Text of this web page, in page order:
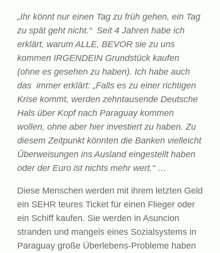
„Ihr könnt nur einen Tag zu früh gehen, ein Tag
zu spät geht nicht.“ Seit 4 Jahren habe ich
erklärt, warum ALLE, BEVOR sie zu uns
kommen IRGENDEIN Grundstück kaufen
(ohne es gesehen zu haben). Ich habe auch
das immer erklärt: „Falls es zu einer richtigen
Krise kommt, werden zehntausende Deutsche
Hals über Kopf nach Paraguay kommen
wollen, ohne aber hier investiert zu haben. Zu
diesem Zeitpunkt könnten die Banken vielleicht
Überweisungen ins Ausland eingestellt haben
oder der Euro ist nichts mehr wert.“ …
Diese Menschen werden mit ihrem letzten Geld
ein SEHR teures Ticket für einen Flieger oder
ein Schiff kaufen. Sie werden in Asuncion
stranden und mangels eines Sozialsystems in
Paraguay große Überlebens-Probleme haben